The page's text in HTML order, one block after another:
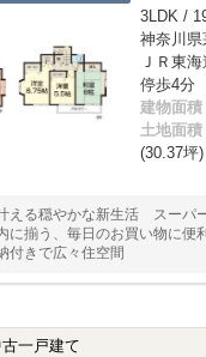
3LDK /
神奈川
ＪＲ東
停歩4分
建物面積
土地面積
(30.37坪)
える穏やかな新生活 スーパ
に揃う、毎日のお買い物に
付きで広々住空間
一戸建て